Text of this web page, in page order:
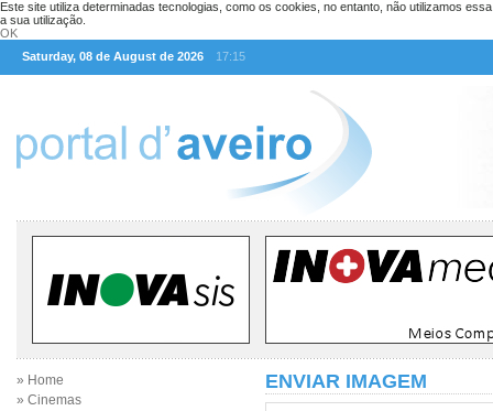
Este site utiliza determinadas tecnologias, como os cookies, no entanto, não utilizamos
a sua utilização.
OK
Saturday, 08 de August de 2026
17:15
» Home
» Cinemas
ENVIAR IMAGEM